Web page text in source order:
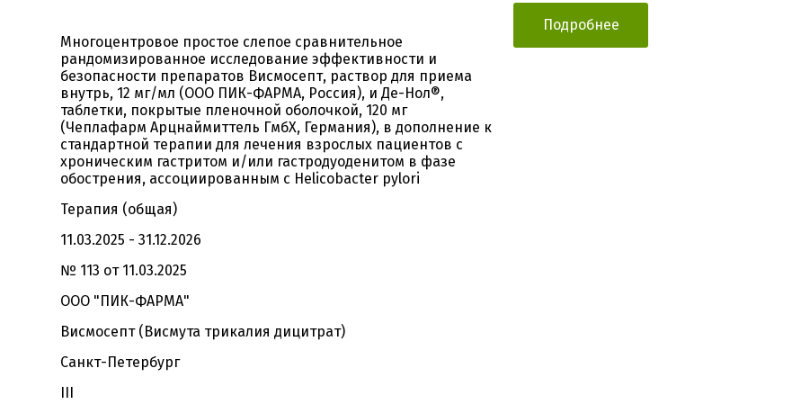
Многоцентровое простое слепое сравнительное
рандомизированное исследование эффективности и
безопасности препаратов Висмосепт, раствор для приема
внутрь, 12 мг/мл (ООО ПИК-ФАРМА, Россия), и Де-Нол®,
таблетки, покрытые пленочной оболочкой, 120 мг
(Чеплафарм Арцнаймиттель ГмбХ, Германия), в дополнение к
стандартной терапии для лечения взрослых пациентов с
хроническим гастритом и/или гастродуоденитом в фазе
обострения, ассоциированным с Helicobacter pylori
Терапия (общая)
11.03.2025 - 31.12.2026
№ 113 от 11.03.2025
ООО "ПИК-ФАРМА"
Висмосепт (Висмута трикалия дицитрат)
Санкт-Петербург
III
Подробнее